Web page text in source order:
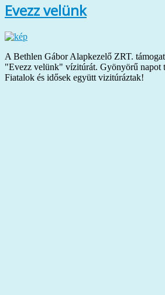
Evezz velünk
A Bethlen Gábor Alapkezelő ZRT.
"Evezz velünk" vízitúrát. Gyönyörű napot
Fiatalok és idősek együtt vizitúráztak!